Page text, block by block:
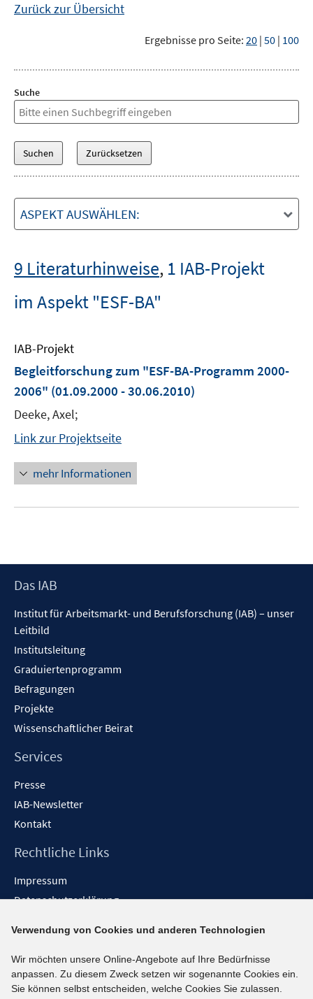
Zurück zur Übersicht
Ergebnisse pro Seite: 20 | 50 | 100
Suche
ASPEKT AUSWÄHLEN:
9 Literaturhinweise, 1 IAB-Projekt
im Aspekt "ESF-BA"
IAB-Projekt
Begleitforschung zum "ESF-BA-Programm 2000-
2006" (01.09.2000 - 30.06.2010)
Deeke, Axel;
Link zur Projektseite
mehr Informationen
Footer
Das IAB
Institut für Arbeitsmarkt- und Berufsforschung (IAB) – unser
Leitbild
Institutsleitung
Graduiertenprogramm
Befragungen
Projekte
Wissenschaftlicher Beirat
Services
Presse
IAB-Newsletter
Kontakt
Rechtliche Links
Impressum
Datenschutzerklärung
Barrieren melden
Social-Media-Kanäle
BlueSky
Verwendung von Cookies und anderen Technologien
Wir möchten unsere Online-Angebote auf Ihre Bedürfnisse
anpassen. Zu diesem Zweck setzen wir sogenannte Cookies ein.
Sie können selbst entscheiden, welche Cookies Sie zulassen.